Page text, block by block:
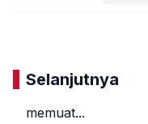
Selanjutnya
memuat...